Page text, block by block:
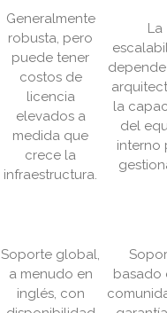
Generalmente
robusta, pero
puede tener
costos de
licencia
elevados a
medida que
crece la
infraestructura.
La
la
del
interno
Soporte global,
a menudo en
inglés, con
basado